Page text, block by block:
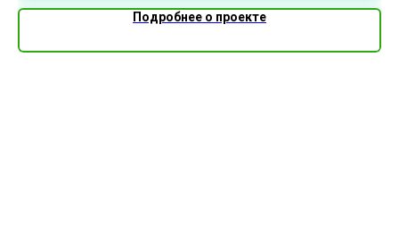
Подробнее о проекте